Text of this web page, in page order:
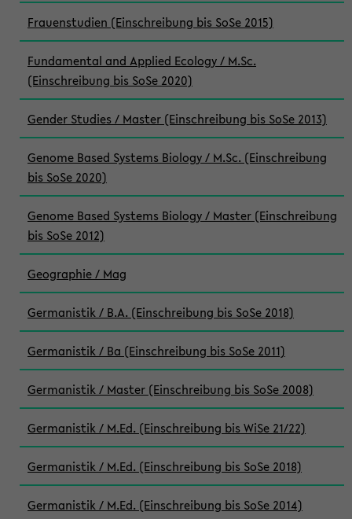
Frauenstudien (Einschreibung bis SoSe 2015)
Fundamental and Applied Ecology / M.Sc.
(Einschreibung bis SoSe 2020)
Gender Studies / Master (Einschreibung bis SoSe 2013)
Genome Based Systems Biology / M.Sc. (Einschreibung
bis SoSe 2020)
Genome Based Systems Biology / Master (Einschreibung
bis SoSe 2012)
Geographie / Mag
Germanistik / B.A. (Einschreibung bis SoSe 2018)
Germanistik / Ba (Einschreibung bis SoSe 2011)
Germanistik / Master (Einschreibung bis SoSe 2008)
Germanistik / M.Ed. (Einschreibung bis WiSe 21/22)
Germanistik / M.Ed. (Einschreibung bis SoSe 2018)
Germanistik / M.Ed. (Einschreibung bis SoSe 2014)